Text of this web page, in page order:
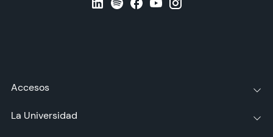
Accesos
La Universidad